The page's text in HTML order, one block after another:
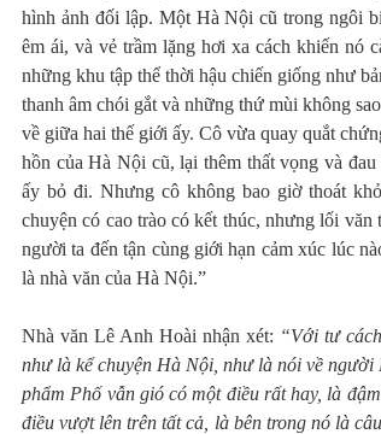
hình ảnh đối lập. Một Hà Nội cũ trong ngôi
êm ái, và vẻ trầm lặng hơi xa cách khiến nó
những khu tập thể thời hậu chiến giống như
thanh âm chói gắt và những thứ mùi không
về giữa hai thế giới ấy. Cô vừa quay quắt
hồn của Hà Nội cũ, lại thêm thất vọng và
ấy bỏ đi. Nhưng cô không bao giờ thoát
chuyện có cao trào có kết thúc, nhưng lối
người ta đến tận cùng giới hạn cảm xúc lúc
là nhà văn của Hà Nội.”
Nhà văn Lê Anh Hoài nhận xét: “Với tư
như là kể chuyện Hà Nội, như là nói về
phẩm Phố vẫn gió có một điều rất hay, là
điều vượt lên trên tất cả, là bên trong nó là